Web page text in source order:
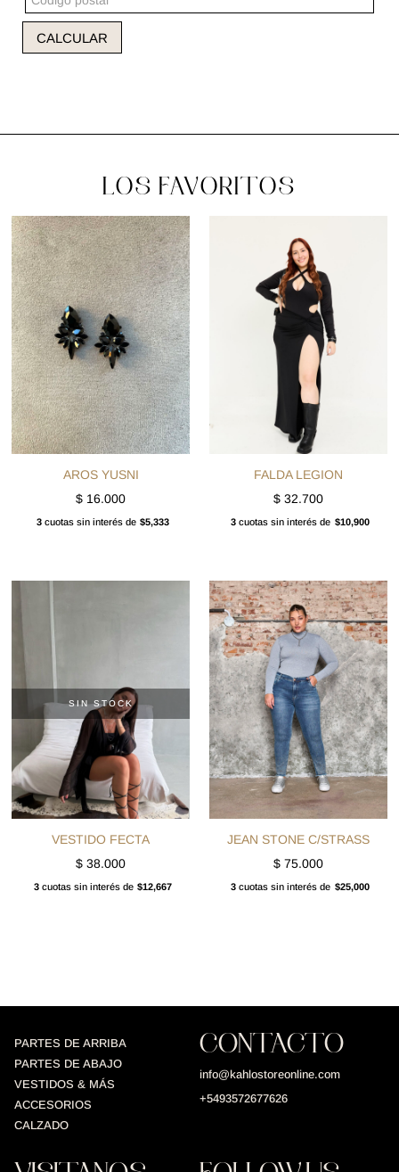
CALCULAR
LOS FAVORITOS
AROS YUSNI
$ 16.000
3cuotas sin interés de $5,333
FALDA LEGION
$32.700
3 cuotas sin interés de $10,900
SIN STOCK
VESTIDO FECTA
$ 38.000
3cuotas sin interés de $12,667
JEAN STONE C/STRASS
$75.000
3 cuotas sin interés de $25,000
PARTES DE ARRIBA
PARTES DE ABAJO
VESTIDOS & MÁS
ACCESORIOS
CALZADO
CONTACTO
info@kahlostoreonline.com
+5493572677626